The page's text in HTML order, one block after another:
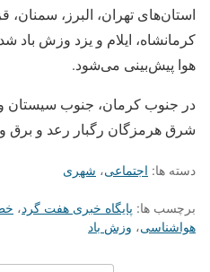
استان‌های تهران، البرز،
کرمانشاه، ایلام و یزد وزش
هوا پیش‌بینی می‌شود.
در جنوب کرمان، جنوب سیستان
شرق هرمزگان رگبار رعد و برق
دسته ها: اجتماعی، شهری
برچسب ها: پایگاه خبری هفت گرد،
هواشناسی، وزش باد